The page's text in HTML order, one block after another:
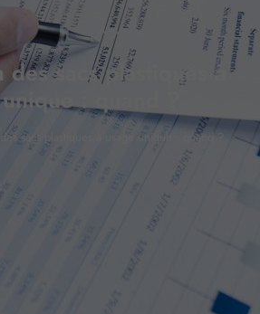
sacs plastiques à
: quand ?
sacs plastiques à usage unique : quand ?